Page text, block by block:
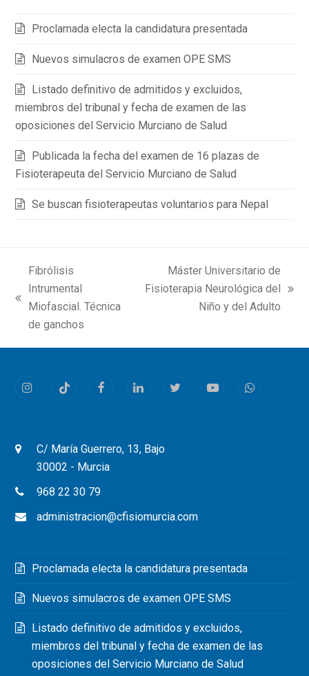
Proclamada electa la candidatura presentada
Nuevos simulacros de examen OPE SMS
Listado definitivo de admitidos y excluidos,
miembros del tribunal y fecha de examen de las
oposiciones del Servicio Murciano de Salud
Publicada la fecha del examen de 16 plazas de
Fisioterapeuta del Servicio Murciano de Salud
Se buscan fisioterapeutas voluntarios para Nepal
previous
post:
Fibrólisis
Intrumental
Miofascial. Técnica
de ganchos
next
Máster Universitario de
Fisioterapia Neurológica del
Niño y del Adulto
InstagramTiktok FacebookLinkedInTwitterYoutubeWhatsapp
C/ María Guerrero, 13, Bajo
30002 - Murcia
968 22 30 79
administracion@cfisiomurcia.com
Proclamada electa la candidatura presentada
Nuevos simulacros de examen OPE SMS
Listado definitivo de admitidos y excluidos,
miembros del tribunal y fecha de examen de las
oposiciones del Servicio Murciano de Salud